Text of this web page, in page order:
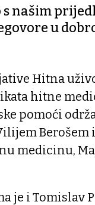
našim
u
Hitna
hitne
pomoći
medicinu,
je i Tomislav